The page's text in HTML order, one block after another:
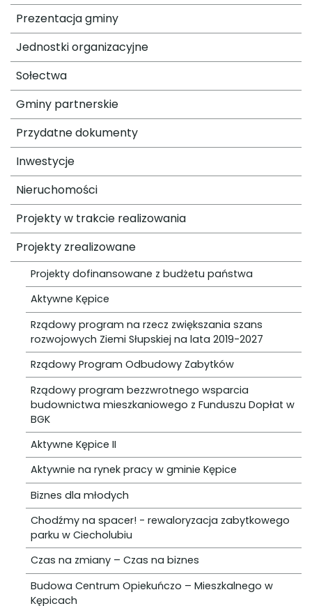
Prezentacja gminy
Jednostki organizacyjne
Sołectwa
Gminy partnerskie
Przydatne dokumenty
Inwestycje
Nieruchomości
Projekty w trakcie realizowania
Projekty zrealizowane
Projekty dofinansowane z budżetu państwa
Aktywne Kępice
Rządowy program na rzecz zwiększania szans
rozwojowych Ziemi Słupskiej na lata 2019-2027
Rządowy Program Odbudowy Zabytków
Rządowy program bezzwrotnego wsparcia
budownictwa mieszkaniowego z Funduszu Dopłat w
BGK
Aktywne Kępice II
Aktywnie na rynek pracy w gminie Kępice
Biznes dla młodych
Chodźmy na spacer! - rewaloryzacja zabytkowego
parku w Ciecholubiu
Czas na zmiany – Czas na biznes
Budowa Centrum Opiekuńczo – Mieszkalnego w
Kępicach